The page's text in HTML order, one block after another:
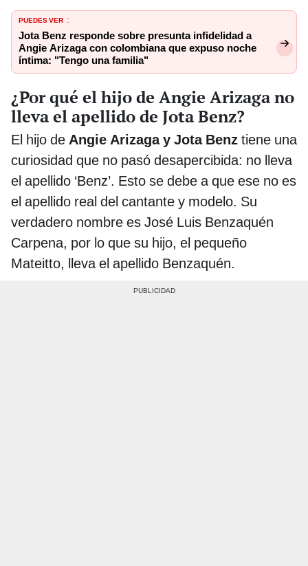
PUEDES VER :
Jota Benz responde sobre presunta infidelidad a
Angie Arizaga con colombiana que expuso noche
íntima: "Tengo una familia"
¿Por qué el hijo de Angie Arizaga no
lleva el apellido de Jota Benz?
El hijo de Angie Arizaga y Jota Benz tiene una
curiosidad que no pasó desapercibida: no lleva
el apellido ‘Benz’. Esto se debe a que ese no es
el apellido real del cantante y modelo. Su
verdadero nombre es José Luis Benzaquén
Carpena, por lo que su hijo, el pequeño
Mateitto, lleva el apellido Benzaquén.